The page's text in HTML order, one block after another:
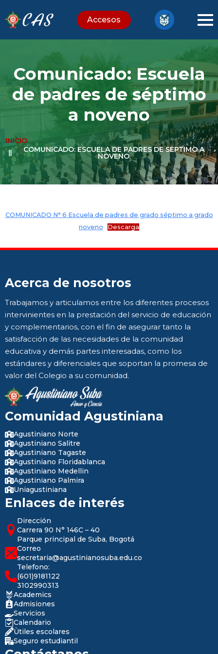
Accesos
Comunicado: Escuela
de padres de séptimo
a noveno
INICIO
COMUNICADO: ESCUELA DE PADRES DE SÉPTIMO A
NOVENO
COMUNICADO N° 6 Escuela de padres de grado séptimo a grado
noveno
Descarga
Acerca de nosotros
Trabajamos y articulamos entre los diferentes procesos
intervinientes en la prestación del servicio de educación
y complementarios, con el fin de asegurar tanto la
satisfacción de las necesidades de la comunidad
educativa y demás partes interesadas, como los
estándares y diferenciales que soportan la promesa de
valor del Colegio a su comunidad.
Comunidad Agustiniana
Agustiniano Norte
Agustiniano Salitre
Agustiniano Tagaste
Agustiniano Floridablanca
Agustiniano Medellin
Agustiniano Palmira
Uniagustiniana
Enlaces de interés
Dirección
Carrera 90 N° 146C – 40
Parque principal de Suba, Bogotá
Correo
secretaria@agustinianosuba.edu.co
Telefono:
(601)9181122
3102990313
Academics
Admisiones
Servicios
Calendario
Ùtiles escolares
Seguro estudiantil